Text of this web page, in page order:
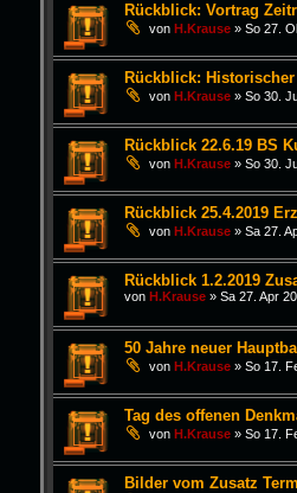
Rückblick: Vortrag
von H.Krause» So 27.
Rückblick:
von H.Krause» So 30.
Rückblick 22.6.19 BS
von H.Krause» So 30.
Rückblick 25.4.2019
von H.Krause» Sa 27.
Rückblick 1.2.2019
von H.Krause» Sa 27. Apr
50 Jahre neuer
von H.Krause» So 17.
Tag des offenen
von H.Krause» So 17.
Bilder vom Zusatz